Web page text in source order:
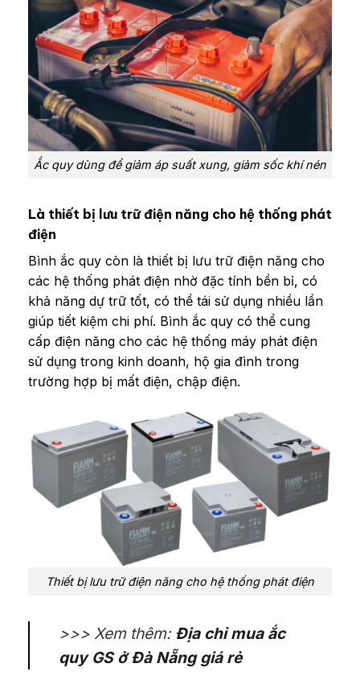
Ắc quy dùng để giảm áp suất xung, giảm sốc khí nén
Là thiết bị lưu trữ điện năng cho hệ thống phát
điện
Bình ắc quy còn là thiết bị lưu trữ điện năng cho
các hệ thống phát điện nhờ đặc tính bền bỉ, có
khả năng dự trữ tốt, có thể tái sử dụng nhiều lần
giúp tiết kiệm chi phí. Bình ắc quy có thể cung
cấp điện năng cho các hệ thống máy phát điện
sử dụng trong kinh doanh, hộ gia đình trong
trường hợp bị mất điện, chập điện.
Thiết bị lưu trữ điện năng cho hệ thống phát điện
>>> Xem thêm: Địa chỉ mua ắc
quy GS ở Đà Nẵng giá rẻ